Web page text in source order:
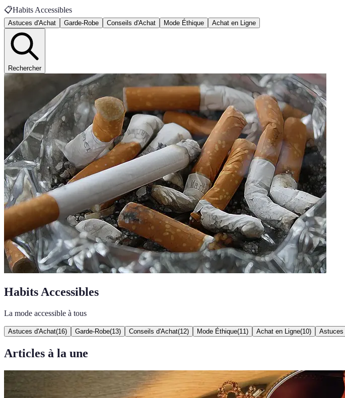
📋Habits Accessibles
Astuces d'Achat Garde-Robe Conseils d'Achat Mode Éthique Achat en Ligne
Rechercher
Habits Accessibles
La mode accessible à tous
Astuces d'Achat(16) Garde-Robe(13) Conseils d'Achat(12) Mode Éthique(11 ) Achat en Ligne(10) Astuces
Articles à la une